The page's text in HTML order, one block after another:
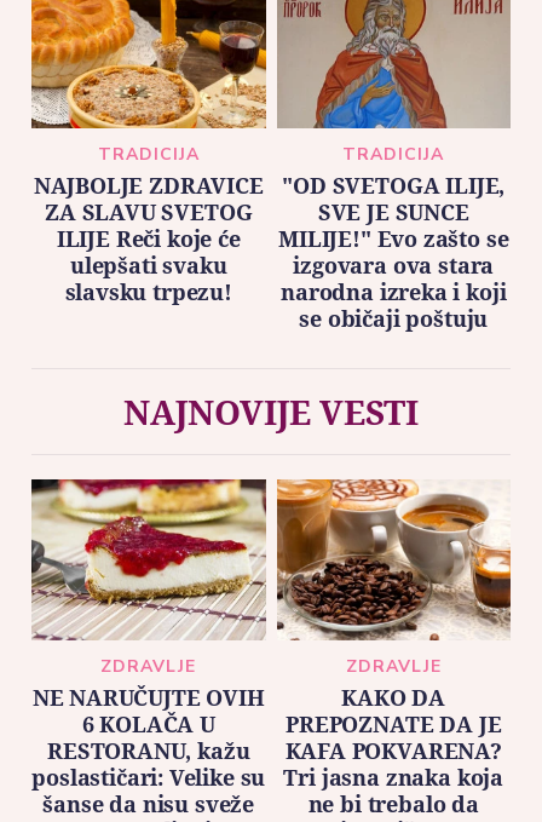
TRADICIJA
NAJBOLJE ZDRAVICE
ZA SLAVU SVETOG
ILIJE Reči koje će
ulepšati svaku
slavsku trpezu!
TRADICIJA
"OD SVETOGA ILIJE,
SVE JE SUNCE
MILIJE!" Evo zašto se
izgovara ova stara
narodna izreka i koji
se običaji poštuju
NAJNOVIJE VESTI
ZDRAVLJE
NE NARUČUJTE OVIH
6 KOLAČA U
RESTORANU, kažu
poslastičari: Velike su
šanse da nisu sveže
ZDRAVLJE
KAKO DA
PREPOZNATE DA JE
KAFA POKVARENA?
Tri jasna znaka koja
ne bi trebalo da